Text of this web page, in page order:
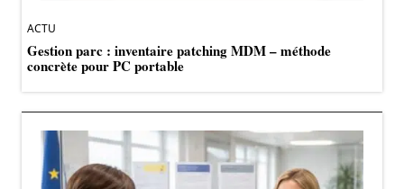
ACTU
Gestion parc : inventaire patching MDM – méthode
concrète pour PC portable